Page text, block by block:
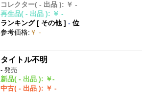
コレクター( - 出品 ): ￥ -
再生品( - 出品 ): ￥ -
ランキング [ その他]- 位
参考価格: ￥ -
タイトル不明
- 発売
新品( - 出品 ): ￥-
中古( - 出品 ): ￥ -